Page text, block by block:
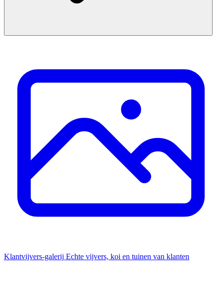
Klantvijvers-galerij Echte vijvers, koi en tuinen van klanten